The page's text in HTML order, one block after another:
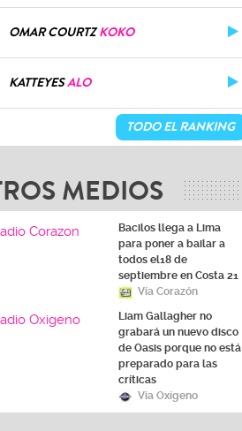
OMAR COURTZKOKO
KATTEYESALO
TODO EL RANKING
MEDIOS
Bacilos llega a Lima
para poner a bailar a
todos el18 de
septiembre en Costa 21
Vía Corazón
Liam Gallagher no
grabará un nuevo disco
de Oasis porque no está
preparado para las
críticas
Vía Oxígeno